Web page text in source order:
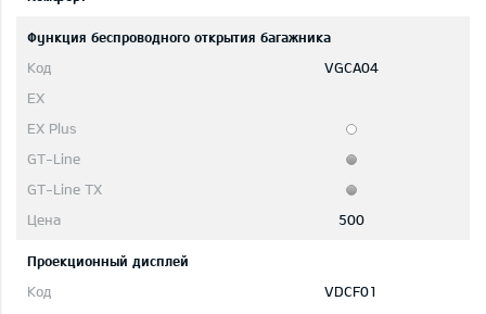
Функция беспроводного открытия багажника
VGCA04
500
Проекционный дисплей
VDCF01